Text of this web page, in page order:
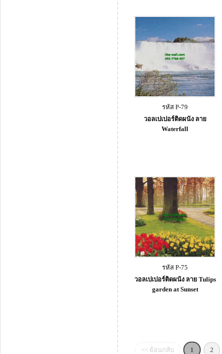
รหัส P-79
วอลเปเปอร์ติดผนัง ลาย
Waterfall
รหัส P-75
วอลเปเปอร์ติดผนัง ลาย Tulips
garden at Sunset
<< ย้อนกลับ 1 2